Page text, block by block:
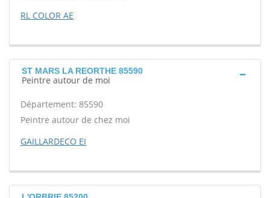
RL COLOR AE
ST MARS LA REORTHE 85590
Peintre autour de moi
Département: 85590
Peintre autour de chez moi
GAILLARDECO EI